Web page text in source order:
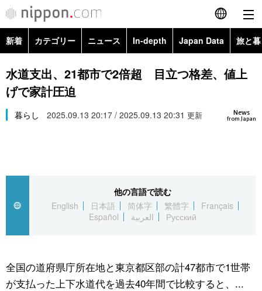
English
简体字
Русский
カテゴリー
経済・ビジネス
国際
文化
トップ
アーカイブ
In-depth
Japan Data
動画/Live
新着 カテゴリー ニュース In-depth Japan Data 旅と
政治・外交
経済・ビジネス
スポーツ・東京2020
Topics
水道支出、21都市で2倍超 目立つ格差、値上
げで家計圧迫
News
from Japan
暮らし 2025.09.13 20:17 / 2025.09.13 20:31 更新
他の言語で読む
English
日本語 简体字 繁體字
Français
Español
العربية Русский
全国の道府県庁所在地と東京都区部の計47都市で1世帯
が支払った上下水道代を過去40年間で比較すると、...